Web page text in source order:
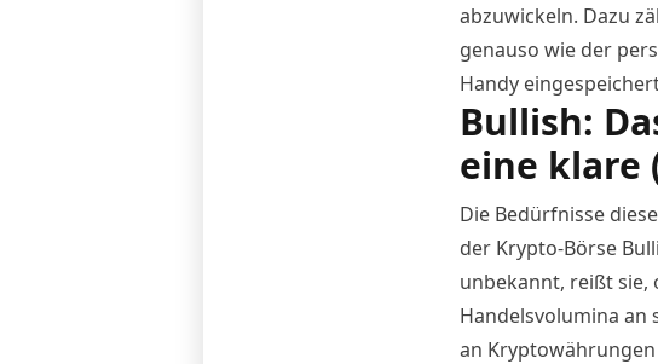
abzuwickeln. Dazu
genauso wie der
Handy
Bullish:
eine klare
Die Bedürfnisse
der Krypto-Börse
unbekannt, reißt sie,
Handelsvolumina an
an